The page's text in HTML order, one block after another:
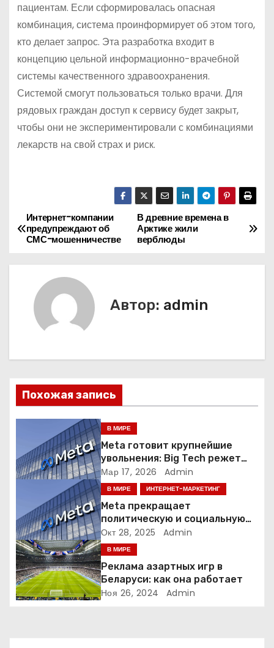
пациентам. Если сформировалась опасная
комбинация, система проинформирует об этом того,
кто делает запрос. Эта разработка входит в
концепцию цельной информационно-врачебной
системы качественного здравоохранения.
Системой смогут пользоваться только врачи. Для
рядовых граждан доступ к сервису будет закрыт,
чтобы они не экспериментировали с комбинациями
лекарств на свой страх и риск.
Н
ц
и
п
о
а
п
и
В древние времена в
Арктике жили
верблюды
Интернет-компании
предупреждают об
СМС-мошенничестве
Автор: admin
Похожая запись
В МИРЕ
Meta готовит крупнейшие
увольнения: Big Tech режет
людей ради искусственного
интеллекта
Мар 17, 2026 Admin
В МИРЕ ИНТЕРНЕТ-МАРКЕТИНГ
Meta прекращает
политическую и социальную
рекламу в ЕС. Почему это
меняет рынок цифровой
рекламы?
Окт 28, 2025 Admin
В МИРЕ
Реклама азартных игр в
Беларуси: как она работает
Ноя 26, 2024 Admin